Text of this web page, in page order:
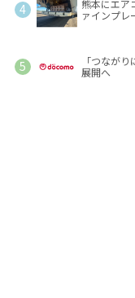
熊本にエア
ァインプレ
「つなが
展開へ